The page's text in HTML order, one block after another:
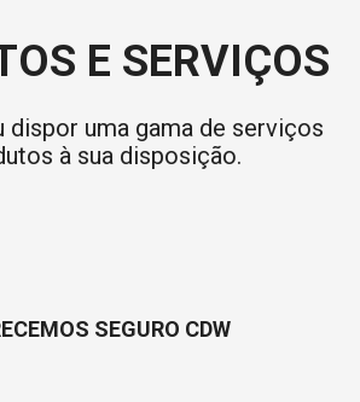
E SERVIÇOS
dispor uma gama de serviços
à sua disposição.
SEGURO CDW